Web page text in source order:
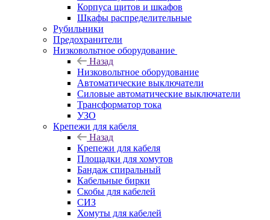
Корпуса щитов и шкафов
Шкафы распределительные
Рубильники
Предохранители
Низковольтное оборудование
Назад
Низковольтное оборудование
Автоматические выключатели
Силовые автоматические выключатели
Трансформатор тока
УЗО
Крепежи для кабеля
Назад
Крепежи для кабеля
Площадки для хомутов
Бандаж спиральный
Кабельные бирки
Cкобы для кабелей
СИЗ
Хомуты для кабелей